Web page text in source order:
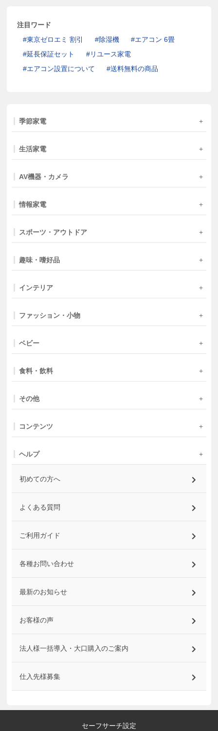
注目ワード
東京ゼロエミ 割引
除湿機
エアコン 6畳
延長保証セット
リユース家電
エアコン設置について
送料無料の商品
季節家電
生活家電
AV機器・カメラ
情報家電
スポーツ・アウトドア
趣味・嗜好品
インテリア
ファッション・小物
ベビー
食料・飲料
その他
コンテンツ
ヘルプ
初めての方へ
よくある質問
ご利用ガイド
各種お問い合わせ
最新のお知らせ
お客様の声
法人様一括導入・大口購入のご案内
仕入先様募集
セーフサーチ設定